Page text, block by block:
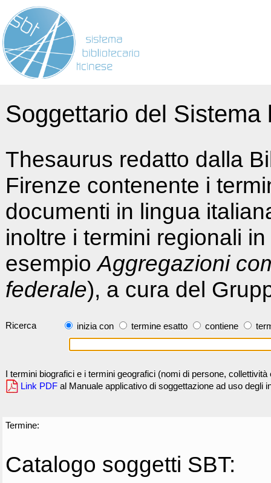
Soggettario del
Thesaurus redatto dalla
Firenze contenente i
documenti in lingua
inoltre i termini regionali
esempioAggregazioni
federale), a cura del
Ricerca inizia con termine esatto contiene
I termini biografici e i termini geografici (nomi di persone,
Link PDF al Manuale applicativo di soggettazione ad uso degli
Termine:
Catalogo soggetti SBT: